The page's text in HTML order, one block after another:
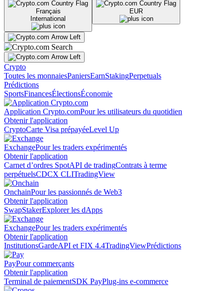
Français
International
EUR
Crypto
Toutes les monnaiesPaniersEarnStakingPerpetuals
Prédictions
SportsFinancesÉlectionsÉconomie
Application Crypto.comPour les utilisateurs du quotidien
Obtenir l'application
CryptoCarte Visa prépayéeLevel Up
ExchangePour les traders expérimentés
Obtenir l'application
Carnet d’ordres SpotAPI de tradingContrats à terme
perpétuelsCDCX CLITradingView
OnchainPour les passionnés de Web3
Obtenir l'application
SwapStakerExplorer les dApps
ExchangePour les traders expérimentés
Obtenir l'application
InstitutionsGardeAPI et FIX 4.4TradingViewPrédictions
PayPour commerçants
Obtenir l'application
Terminal de paiementSDK PayPlug-ins e-commerce